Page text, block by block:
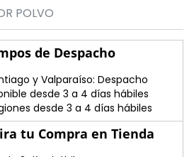
POLVO
de Despacho
y Valparaíso: Despacho
desde 3 a 4 días hábiles
desde 3 a 4 días hábiles
tu Compra en Tienda